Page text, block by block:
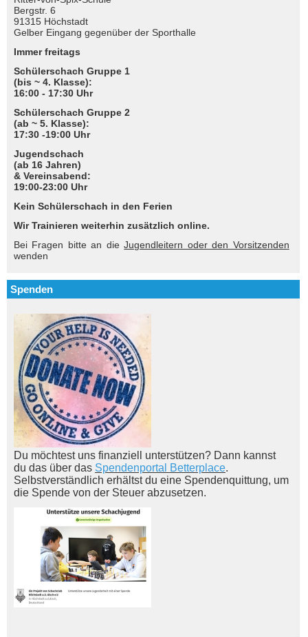
Bergstr. 6
91315 Höchstadt
Gelber Eingang gegenüber der Sporthalle
Immer freitags
Schülerschach Gruppe 1
(bis ~ 4. Klasse):
16:00 - 17:30 Uhr
Schülerschach Gruppe 2
(ab ~ 5. Klasse):
17:30 -19:00 Uhr
Jugendschach
(ab 16 Jahren)
& Vereinsabend:
19:00-23:00 Uhr
Kein Schülerschach in den Ferien
Wir Trainieren weiterhin zusätzlich online.
Bei Fragen bitte an dieJugendleitern oder den Vorsitzenden
wenden
Spenden
Du möchtest uns finanziell unterstützen? Dann kannst
du das über das Spendenportal Betterplace.
Selbstverständlich erhältst du eine Spendenquittung, um
die Spende von der Steuer abzusetzen.